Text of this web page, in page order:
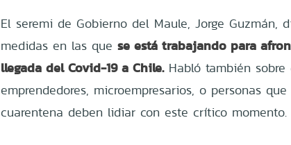
El seremi de Gobierno del Maule, Jorge Guzmán,
medidas en las quese está trabajando para
llegada del Covid-19 a Chile.Habló también sobre
emprendedores, microempresarios, o personas
cuarentena deben lidiar con este crítico momento.